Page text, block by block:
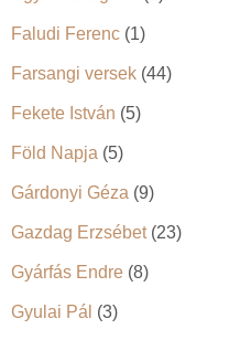
Faludi Ferenc (1)
Farsangi versek (44)
Fekete István (5)
Föld Napja (5)
Gárdonyi Géza (9)
Gazdag Erzsébet(23)
Gyárfás Endre (8)
Gyulai Pál (3)